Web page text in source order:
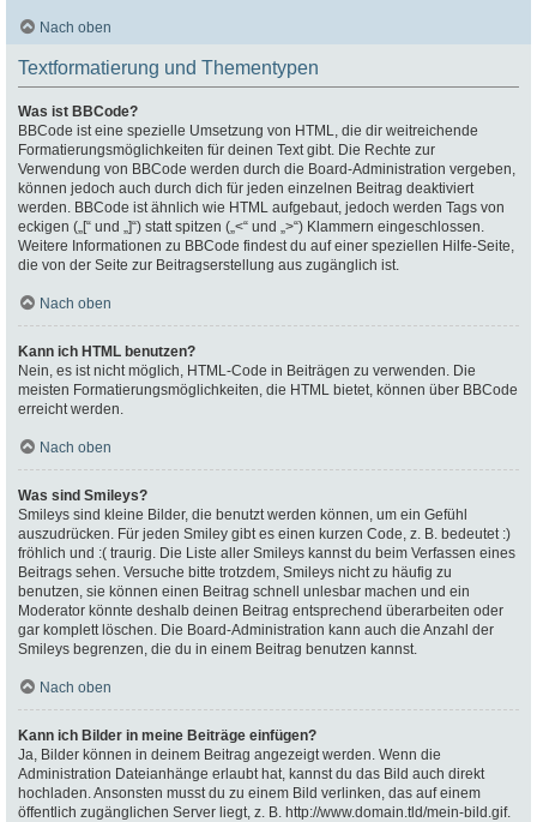
Nach oben
Textformatierung und Thementypen
Was ist BBCode?
BBCode ist eine spezielle Umsetzung von HTML, die dir weitreichende
Formatierungsmöglichkeiten für deinen Text gibt. Die Rechte zur
Verwendung von BBCode werden durch die Board-Administration vergeben,
können jedoch auch durch dich für jeden einzelnen Beitrag deaktiviert
werden. BBCode ist ähnlich wie HTML aufgebaut, jedoch werden Tags von
eckigen („[“ und „]“) statt spitzen („<“ und „>“) Klammern eingeschlossen.
Weitere Informationen zu BBCode findest du auf einer speziellen Hilfe-Seite,
die von der Seite zur Beitragserstellung aus zugänglich ist.
Nach oben
Kann ich HTML benutzen?
Nein, es ist nicht möglich, HTML-Code in Beiträgen zu verwenden. Die
meisten Formatierungsmöglichkeiten, die HTML bietet, können über BBCode
erreicht werden.
Nach oben
Was sind Smileys?
Smileys sind kleine Bilder, die benutzt werden können, um ein Gefühl
auszudrücken. Für jeden Smiley gibt es einen kurzen Code, z. B. bedeutet :)
fröhlich und :( traurig. Die Liste aller Smileys kannst du beim Verfassen eines
Beitrags sehen. Versuche bitte trotzdem, Smileys nicht zu häufig zu
benutzen, sie können einen Beitrag schnell unlesbar machen und ein
Moderator könnte deshalb deinen Beitrag entsprechend überarbeiten oder
gar komplett löschen. Die Board-Administration kann auch die Anzahl der
Smileys begrenzen, die du in einem Beitrag benutzen kannst.
Nach oben
Kann ich Bilder in meine Beiträge einfügen?
Ja, Bilder können in deinem Beitrag angezeigt werden. Wenn die
Administration Dateianhänge erlaubt hat, kannst du das Bild auch direkt
hochladen. Ansonsten musst du zu einem Bild verlinken, das auf einem
öffentlich zugänglichen Server liegt, z. B. http://www.domain.tld/mein-bild.gif.